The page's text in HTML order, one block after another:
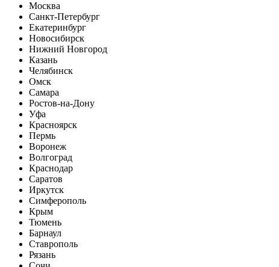
Москва
Санкт-Петербург
Екатеринбург
Новосибирск
Нижний Новгород
Казань
Челябинск
Омск
Самара
Ростов-на-Дону
Уфа
Красноярск
Пермь
Воронеж
Волгоград
Краснодар
Саратов
Иркутск
Симферополь
Крым
Тюмень
Барнаул
Ставрополь
Рязань